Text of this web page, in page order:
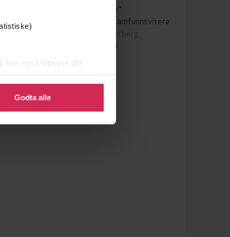
kan også tilpasse ditt
eller endre ditt samtykke.
Godta alle
Kunnskapsoppsummeringer for samfunnsvitere
339,-
Tekstanalyse for samfunnsvitere
Øivind Bratberg
EBOK